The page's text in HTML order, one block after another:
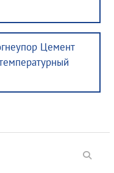
Цемент